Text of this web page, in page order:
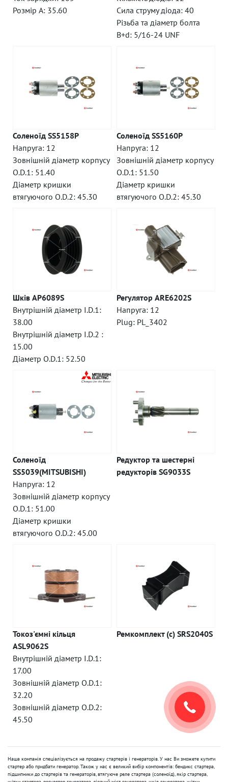
Розмір A: 35.60
Сила струму діода: 40
Різьба та діаметр болта
B+d: 5/16-24 UNF
Соленоїд SS5158P
Напруга: 12
Зовнішній діаметр корпусу
O.D.1: 51.40
Діаметр кришки
втягуючого O.D.2: 45.30
Соленоїд SS5160P
Напруга: 12
Зовнішній діаметр корпусу
O.D.1: 51.50
Діаметр кришки
втягуючого O.D.2: 45.30
Шків AP6089S
Внутрішній діаметр I.D.1:
38.00
Внутрішній діаметр I.D.2 :
15.00
Діаметр O.D.1: 52.50
Регулятор ARE6202S
Напруга: 12
Plug: PL_3402
Соленоїд
SS5039(MITSUBISHI)
Напруга: 12
Зовнішній діаметр корпусу
O.D.1: 51.00
Діаметр кришки
втягуючого O.D.2: 45.00
Редуктор та шестерні
редукторів SG9033S
Токоз'ємні кільця
ASL9062S
Внутрішній діаметр I.D.1:
17.00
Зовнішній діаметр O.D.1:
32.20
Зовнішній діаметр O.D.2:
45.50
Ремкомплект (c) SRS2040S
Наша компанія спеціалізується на продажу стартерів і генераторів. У нас Ви зможете купити
стартер або придбати генератор. Також у нас є великий вибір компонентів: бендикс стартера,
підшипники до стартерів та генераторів, втягуюче реле стартера (соленоїд), якір стартера,